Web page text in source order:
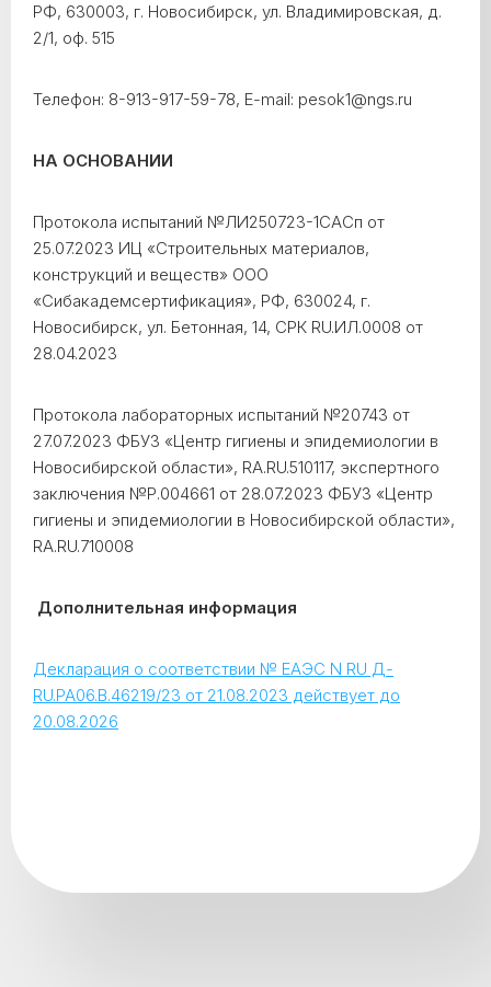
РФ, 630003, г. Новосибирск, ул. Владимировская, д.
2/1, оф. 515
Телефон: 8-913-917-59-78, E-mail: pesok1@ngs.ru
НА ОСНОВАНИИ
Протокола испытаний №ЛИ250723-1САСп от
25.07.2023 ИЦ «Строительных материалов,
конструкций и веществ» ООО
«Сибакадемсертификация», РФ, 630024, г.
Новосибирск, ул. Бетонная, 14, СРК RU.ИЛ.0008 от
28.04.2023
Протокола лабораторных испытаний №20743 от
27.07.2023 ФБУЗ «Центр гигиены и эпидемиологии в
Новосибирской области», RA.RU.510117, экспертного
заключения №Р.004661 от 28.07.2023 ФБУЗ «Центр
гигиены и эпидемиологии в Новосибирской области»,
RA.RU.710008
Дополнительная информация
Декларация о соответствии № ЕАЭС N RU Д-
RU.РА06.В.46219/23 от 21.08.2023 действует до
20.08.2026